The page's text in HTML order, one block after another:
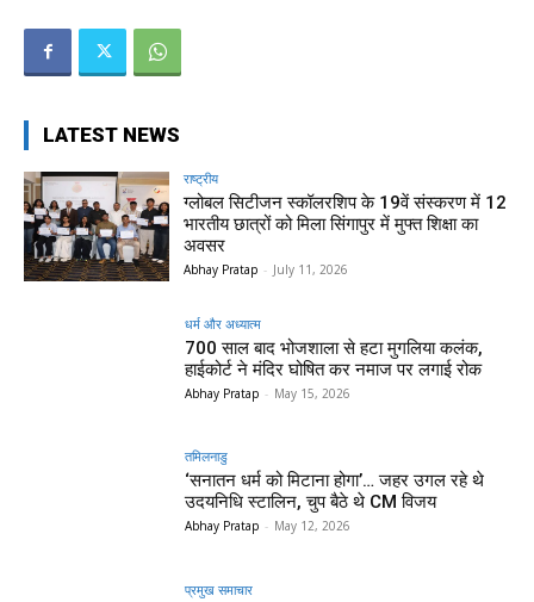
LATEST NEWS
राष्ट्रीय
ग्लोबल सिटीजन स्कॉलरशिप के 19वें संस्करण में 12
भारतीय छात्रों को मिला सिंगापुर में मुफ्त शिक्षा का
अवसर
Abhay Pratap - July 11, 2026
धर्म और अध्यात्म
700 साल बाद भोजशाला से हटा मुगलिया कलंक,
हाईकोर्ट ने मंदिर घोषित कर नमाज पर लगाई रोक
Abhay Pratap - May 15, 2026
तमिलनाडु
‘सनातन धर्म को मिटाना होगा’… जहर उगल रहे थे
उदयनिधि स्टालिन, चुप बैठे थे CM विजय
Abhay Pratap - May 12, 2026
प्रमुख समाचार‎